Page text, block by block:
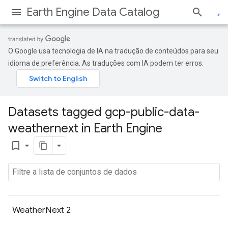
Earth Engine Data Catalog
O Google usa tecnologia de IA na tradução de conteúdos para seu
idioma de preferência. As traduções com IA podem ter erros.
Datasets tagged gcp-public-data-
weathernext in Earth Engine
bookmark_border
WeatherNext 2